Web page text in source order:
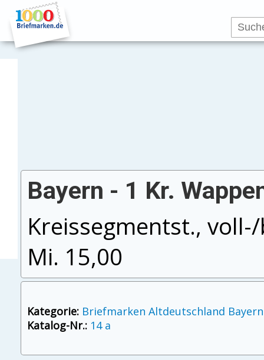
Bayern - 1 Kr.
Kreissegmentst.,
Mi. 15,00
Kategorie: Briefmarken Altdeutschland Bayern
Katalog-Nr.: 14 a